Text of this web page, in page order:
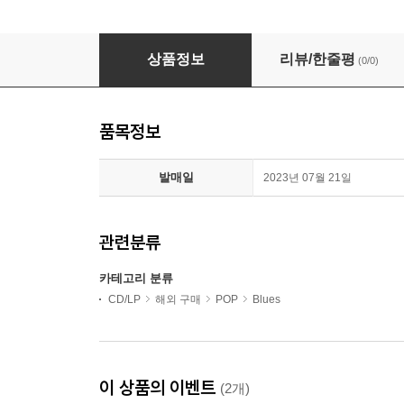
Little Walter - The Best Of Little Walter
상품정보 리뷰/한줄평 (0/0)
품목정보
발매일 2023년 07월 21일
관련분류
카테고리 분류
CD/LP 해외 구매 POP Blues
이 상품의 이벤트 (2개)